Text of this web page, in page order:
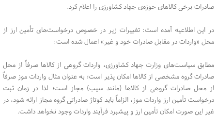
صادرات برخی کالاهای حوزه‌ی جهاد کشاورزی را اعلام کرد.
در این اطلاعیه آمده است: تغییرات زیر در خصوص درخواست‌های تأمین ارز از
محل «واردات در مقابل صادرات خود و غیر» اعمال شده است:
مطابق سیاست‌های وزارت جهاد کشاورزی، واردات گروهی از کالاها صرفاً از محل
صادرات گروه مشخصی از کالاها امکان پذیر است؛ به عنوان مثال واردات موز صرفاً
از محل صادرات گروهی از کالاها (مانند سیب) مجاز است؛ لذا در زمان ثبت
درخواست تأمین ارز واردات موز، الزاماً باید کوتاژ صادراتی گروه مجاز ارائه شود، در
غیر این صورت امکان تأمین ارز و پیشبرد فرآیند واردات وجود نخواهد داشت.